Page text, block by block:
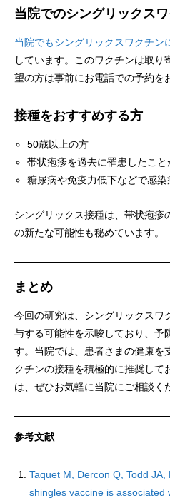
当院でのシングリックス
当院でもシングリックスワクチン
しています。このワクチンは取
望の方は事前にお電話での予約を
接種をおすすめする方
50歳以上の方
帯状疱疹を過去に罹患したこと
糖尿病や免疫力低下などで感
シングリックス接種は、帯状疱疹
の新たな可能性も秘めています。
まとめ
今回の研究は、シングリックスワ
与する可能性を示唆しており、予
す。当院では、患者さまの健康を
クチンの接種を積極的に推奨して
は、ぜひお気軽に当院にご相談く
参考文献
Taquet M, Dercon Q, Todd
shingles vaccine is associated